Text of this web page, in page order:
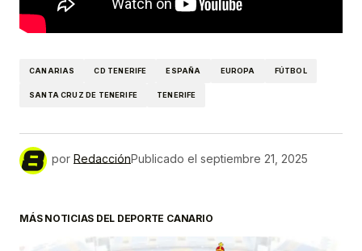
CANARIAS CD TENERIFE ESPAÑA EUROPA FÚTBOL
SANTA CRUZ DE TENERIFE TENERIFE
por RedacciónPublicado el septiembre 21, 2025
MÁS NOTICIAS DEL DEPORTE CANARIO